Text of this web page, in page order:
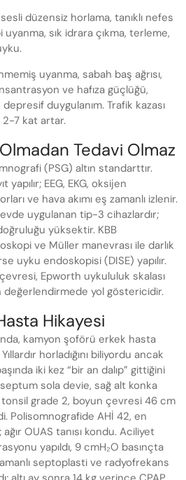
düzensiz horlama, tanıklı nefes
sık idrara çıkma, terleme,
uyanma, sabah baş ağrısı,
ve hafıza güçlüğü,
duygulanım. Trafik kazası
2-7 kat artar.
Tedavi Olmaz
(PSG) altın standarttır.
EEG, EKG, oksijen
ve hava akımı eş zamanlı izlenir.
uygulanan tip-3 cihazlardır;
yüksektir. KBB
ve Müller manevrası ile darlık
uyku endoskopisi (DISE) yapılır.
Epworth uykululuk skalası
değerlendirmede yol göstericidir.
Hikayesi
kamyon şoförü erkek hasta
horladığını biliyordu ancak
iki kez “bir an dalıp” gittiğini
sola devie, sağ alt konka
grade 2, boyun çevresi 46 cm
Polisomnografide AHİ 42, en
OUAS tanısı kondu. Aciliyet
yapıldı, 9 cmH₂O basınçta
septoplasti ve radyofrekans